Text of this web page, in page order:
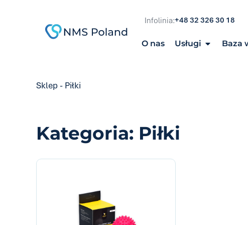
Infolinia:+48 32 326 30 18
O nas Usługi Baza
Sklep- Piłki
Kategoria: Piłki